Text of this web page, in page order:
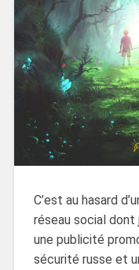
C’est au hasard
réseau social
une publicité
sécurité russe et